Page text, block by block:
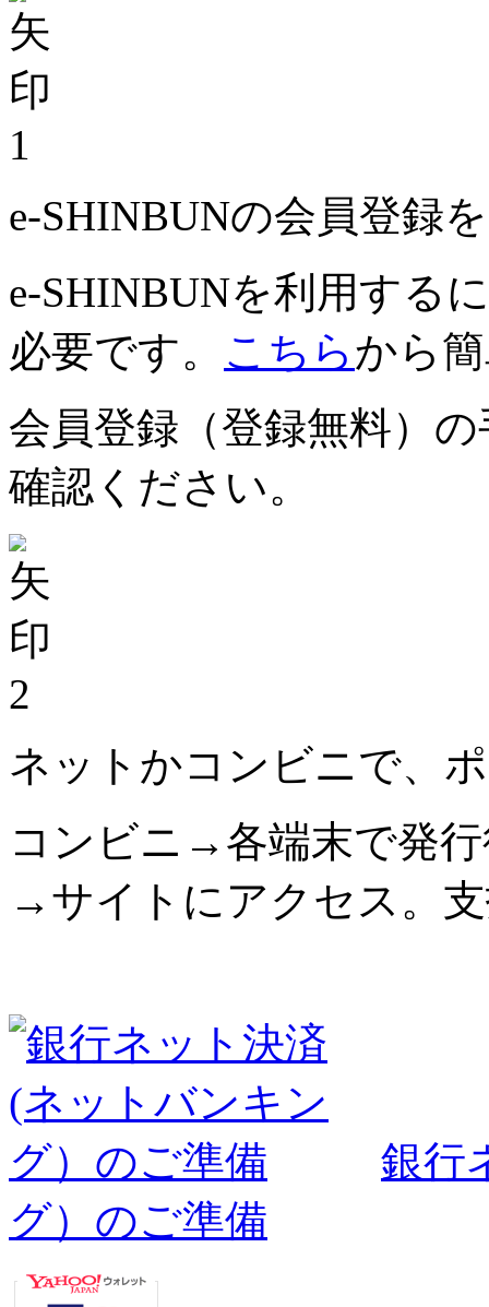
1
e-SHINBUNの会員登録
e-SHINBUNを利用する
必要です。 こちらから
会員登録（登録無料）
確認ください。
2
ネットかコンビニで、
コンビニ→各端末で発
→サイトにアクセス。
銀行
グ）のご準備